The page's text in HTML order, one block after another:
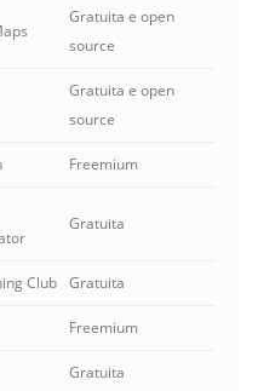
Gratuita e open
source
Gratuita e open
source
Freemium
Gratuita
Club Gratuita
Freemium
Gratuita